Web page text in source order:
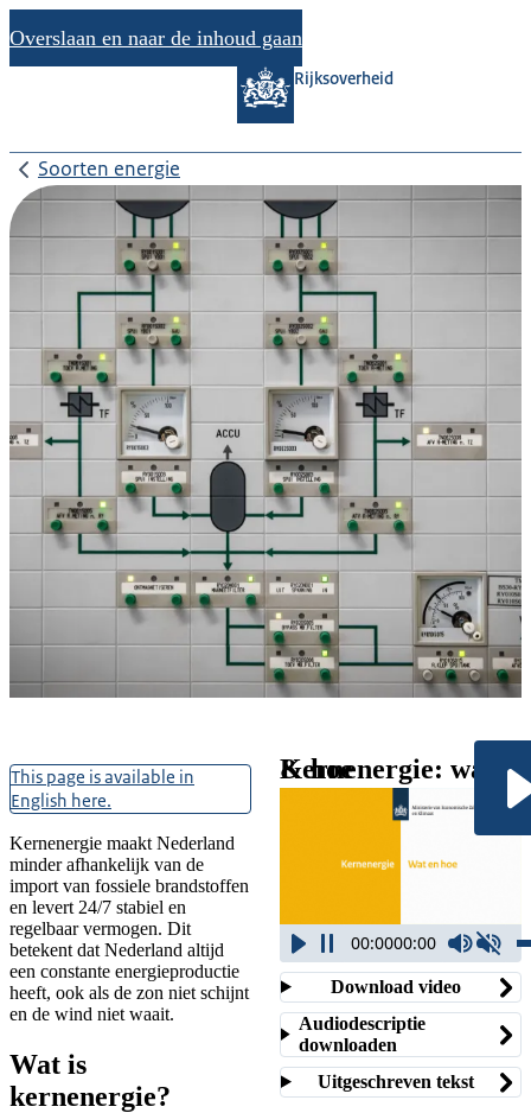
Overslaan en naar de inhoud gaan
Rijksoverheid
Soorten energie
energiesysteem van de
toekomst. Kernenergie
vormt een belangrijke
aanvulling met een
capaciteit van 3,5 tot 7
gigawatt (GW) in 2050.
This page is available in
English here.
Kernenergie maakt Nederland
minder afhankelijk van de
import van fossiele brandstoffen
en levert 24/7 stabiel en
regelbaar vermogen. Dit
betekent dat Nederland altijd
een constante energieproductie
heeft, ook als de zon niet schijnt
en de wind niet waait.
Wat is
kernenergie?
Kernenergie: wat & hoe
00:0000:00
Download video
Audiodescriptie
downloaden
Uitgeschreven tekst